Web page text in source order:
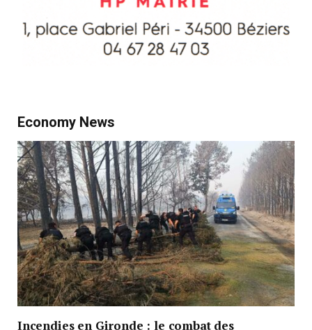
Economy News
Incendies en Gironde : le combat des